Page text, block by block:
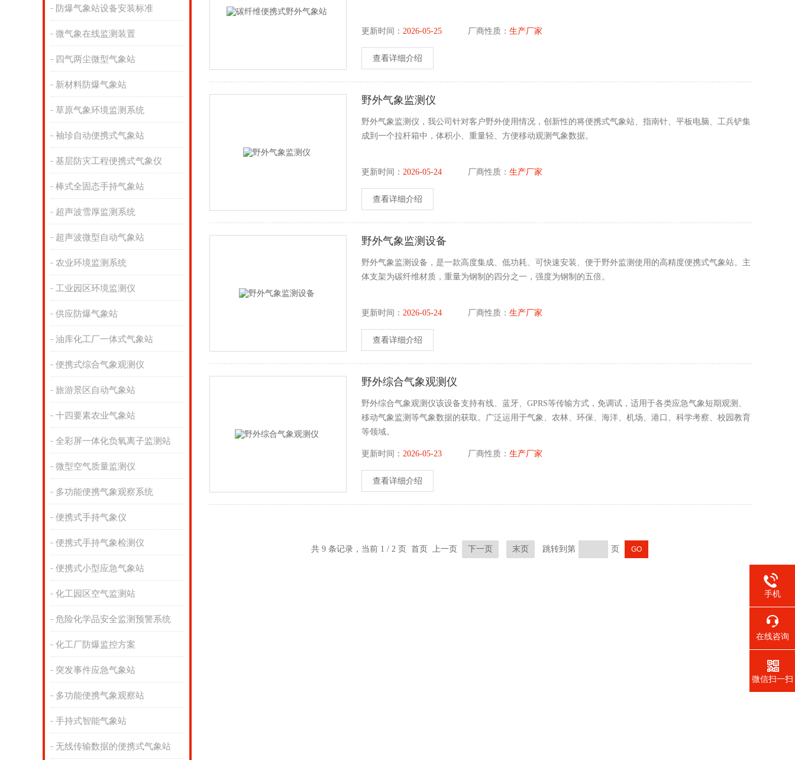
防爆气象站设备安装标准
微气象在线监测装置
四气两尘微型气象站
新材料防爆气象站
草原气象环境监测系统
袖珍自动便携式气象站
基层防灾工程便携式气象仪
棒式全固态手持气象站
超声波雪厚监测系统
超声波微型自动气象站
农业环境监测系统
工业园区环境监测仪
供应防爆气象站
油库化工厂一体式气象站
便携式综合气象观测仪
旅游景区自动气象站
十四要素农业气象站
全彩屏一体化负氧离子监测站
微型空气质量监测仪
多功能便携气象观察系统
便携式手持气象仪
便携式手持气象检测仪
便携式小型应急气象站
化工园区空气监测站
危险化学品安全监测预警系统
化工厂防爆监控方案
突发事件应急气象站
多功能便携气象观察站
手持式智能气象站
无线传输数据的便携式气象站
更新时间：2026-05-25 厂商性质：生产厂家
查看详细介绍
野外气象监测仪
野外气象监测仪，我公司针对客户野外使用情况，创新性的将便携式气象站、指南针、平板电脑、工兵铲集
成到一个拉杆箱中，体积小、重量轻、方便移动观测气象数据。
更新时间：2026-05-24 厂商性质：生产厂家
查看详细介绍
野外气象监测设备
野外气象监测设备，是一款高度集成、低功耗、可快速安装、便于野外监测使用的高精度便携式气象站。主
体支架为碳纤维材质，重量为钢制的四分之一，强度为钢制的五倍。
更新时间：2026-05-24 厂商性质：生产厂家
查看详细介绍
野外综合气象观测仪
野外综合气象观测仪该设备支持有线、蓝牙、GPRS等传输方式，免调试，适用于各类应急气象短期观测、
移动气象监测等气象数据的获取。广泛运用于气象、农林、环保、海洋、机场、港口、科学考察、校园教育
等领域。
更新时间：2026-05-23 厂商性质：生产厂家
查看详细介绍
共 9 条记录，当前 1 / 2 页 首页 上一页 下一页 末页 跳转到第 页
手机
在线咨询
微信扫一扫